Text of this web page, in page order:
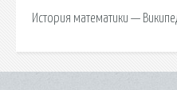
История математики —